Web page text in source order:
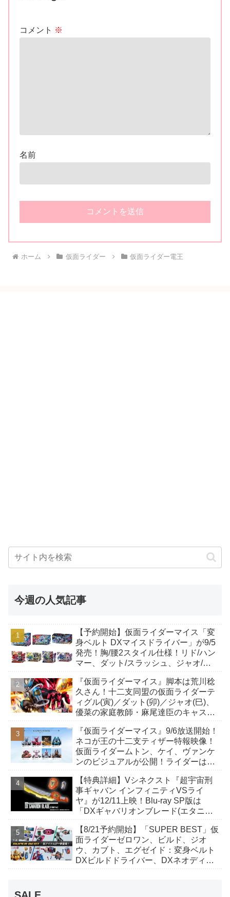
コメント ※
名前
ホーム 仮面ライダー 仮面ライダー電王
今週の人気記事
【予約開始】仮面ライダーマイス「変
身ベルト DXマイスドライバー」が9/5
発売！胸/腰2スタイル仕様！リド/ハン
マー、ダット/スラッシュ、ジャオ/バ
も！
『仮面ライダーマイス』脚本は荒川稔
久さん！十二支同盟の仮面ライダーテ
ィグル(寅)／ダット(卯)／ジャオ(巳)、
優菜の家庭教師・麻尾達臣のキャスト
んも変身！
『仮面ライダーマイス』9/6放送開始！
ネコが王の十二支ティザー特報映像！
仮面ライダームトン、ケイ、ヴァンケ
ンのビジュアルが公開！ライダーは子
【特典詳細】Vシネクスト『超宇宙刑
事ギャバン インフィニティVSライ
ヤ』が12/11上映！Blu-ray SP版は
「DXギャバリオンブレード(エタニテ
か豪華特典付き！
【8/21予約開始】「SUPER BEST」仮
面ライダーゼロワン、ビルド、ジオ
ウ、カブト、エグゼイド：変身ベルト
DXビルドドライバー、DXネオディケ
SALE